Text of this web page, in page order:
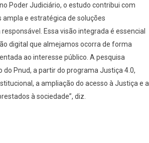
Poder Judiciário, o estudo contribui com
e estratégica de soluções
Essa visão integrada é essencial
digital que almejamos ocorra de forma
ao interesse público. A pesquisa
Pnud, a partir do programa Justiça 4.0,
a ampliação do acesso à Justiça e a
à sociedade”, diz.